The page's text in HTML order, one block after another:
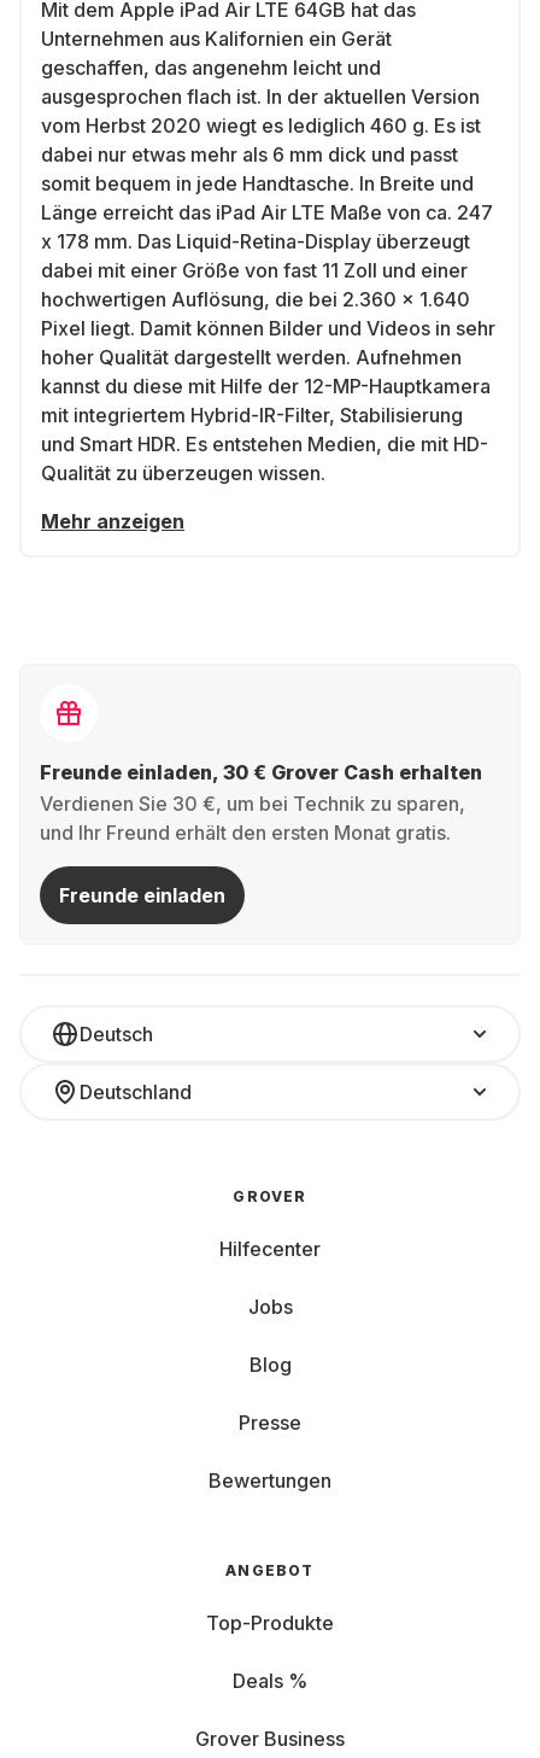
Mit dem Apple iPad Air LTE 64GB hat das
Unternehmen aus Kalifornien ein Gerät
geschaffen, das angenehm leicht und
ausgesprochen flach ist. In der aktuellen Version
vom Herbst 2020 wiegt es lediglich 460 g. Es ist
dabei nur etwas mehr als 6 mm dick und passt
somit bequem in jede Handtasche. In Breite und
Länge erreicht das iPad Air LTE Maße von ca. 247
x 178 mm. Das Liquid-Retina-Display überzeugt
dabei mit einer Größe von fast 11 Zoll und einer
hochwertigen Auflösung, die bei 2.360 x 1.640
Pixel liegt. Damit können Bilder und Videos in sehr
hoher Qualität dargestellt werden. Aufnehmen
kannst du diese mit Hilfe der 12-MP-Hauptkamera
mit integriertem Hybrid-IR-Filter, Stabilisierung
und Smart HDR. Es entstehen Medien, die mit HD-
Qualität zu überzeugen wissen.
Mehr anzeigen
Freunde einladen, 30 € Grover Cash erhalten
Verdienen Sie 30 €, um bei Technik zu sparen,
und Ihr Freund erhält den ersten Monat gratis.
Freunde einladen
Deutsch
Deutschland
GROVER
Hilfecenter
Jobs
Blog
Presse
Bewertungen
ANGEBOT
Top-Produkte
Deals %
Grover Business